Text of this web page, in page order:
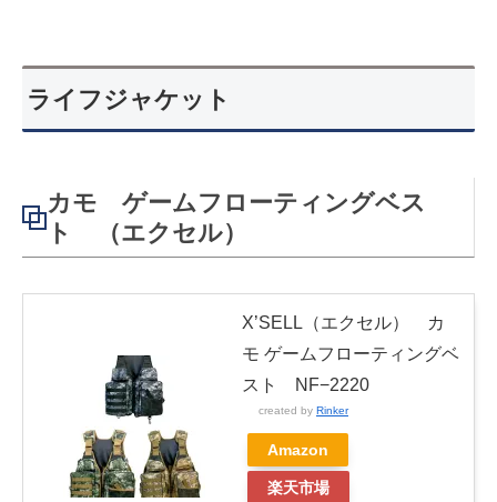
ライフジャケット
カモ ゲームフローティングベス
ト （エクセル）
X’SELL（エクセル） カ
モ ゲームフローティングベ
スト NF−2220
created by Rinker
Amazon
楽天市場